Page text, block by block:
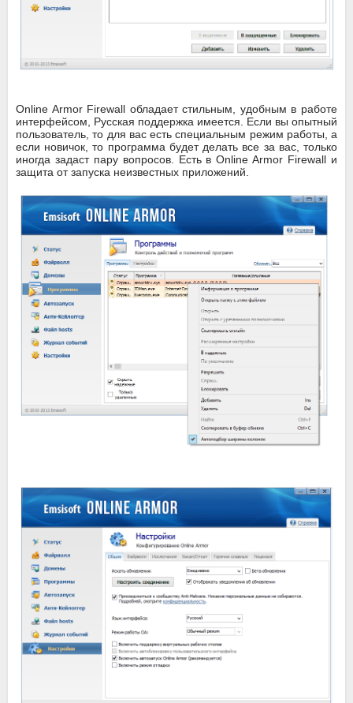
Online Armor Firewall обладает стильным, удобным в работе
интерфейсом, Русская поддержка имеется. Если вы опытный
пользователь, то для вас есть специальным режим работы, а
если новичок, то программа будет делать все за вас, только
иногда задаст пару вопросов. Есть в Online Armor Firewall и
защита от запуска неизвестных приложений.